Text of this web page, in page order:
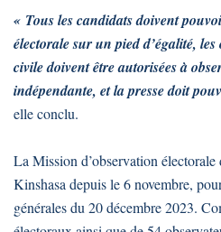
« Tous les candidats doivent
électorale sur un pied d’égalité,
civile doivent être autorisées à
indépendante, et la presse doit
elle conclu.
La Mission d’observation électorale
Kinshasa depuis le 6 novembre,
générales du 20 décembre 2023.